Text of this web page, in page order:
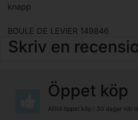
knapp
BOULE DE LEVIER 149846
Skriv en
Öppet köp
Alltid öppet köp i 30 dagar när